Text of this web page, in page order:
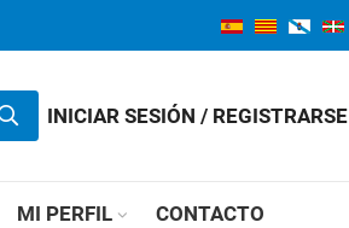
INICIAR SESIÓN / REGISTRARSE
MI PERFIL CONTACTO